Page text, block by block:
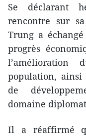
Se déclarant
rencontre sur
Trung a
progrès
population,
de
domaine
Il a réaffirmé